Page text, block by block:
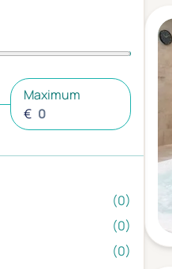
Maximum
€
(0)
(0)
(0)